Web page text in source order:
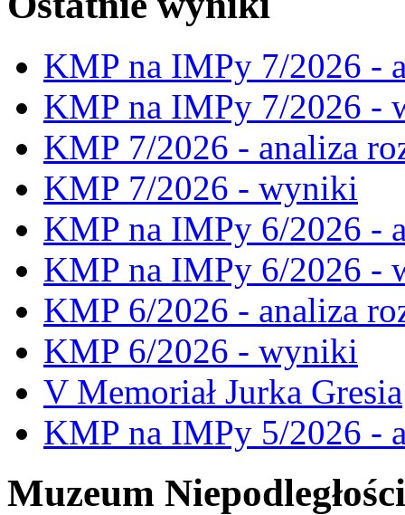
KMP na IMPy 7/2026 -
KMP na IMPy 7/2026 -
KMP 7/2026 - analiza
KMP 7/2026 - wyniki
KMP na IMPy 6/2026 -
KMP na IMPy 6/2026 -
KMP 6/2026 - analiza
KMP 6/2026 - wyniki
V Memoriał Jurka Gresia
KMP na IMPy 5/2026 -
Muzeum Niepodległości